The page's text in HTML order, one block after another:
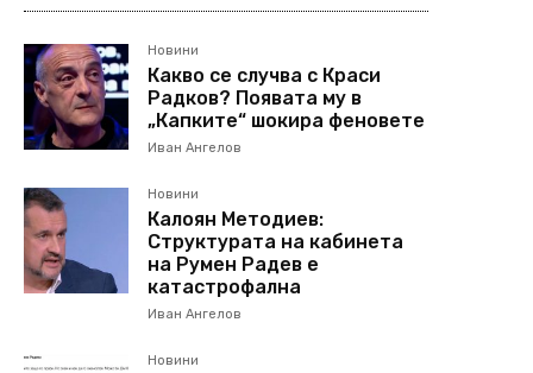
Новини
Какво се случва с Краси
Радков? Появата му в
„Капките“ шокира феновете
Иван Ангелов
Новини
Калоян Методиев:
Структурата на кабинета
на Румен Радев е
катастрофална
Иван Ангелов
Новини